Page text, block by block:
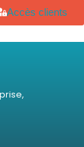
Accès clients
,